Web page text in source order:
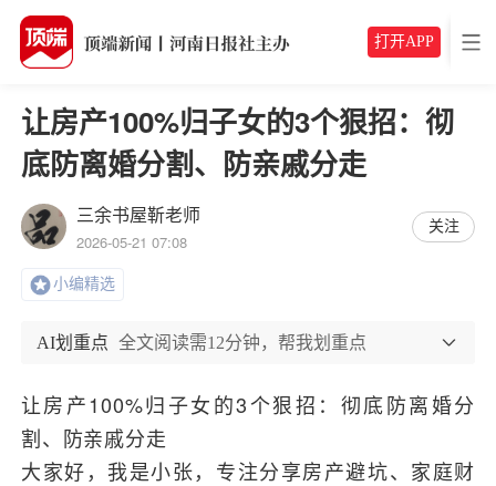
打开APP
让房产100%归子女的3个狠招：彻
底防离婚分割、防亲戚分走
三余书屋靳老师
2026-05-21 07:08
关注
小编精选
AI划重点 全文阅读需12分钟，帮我划重点
让房产100%归子女的3个狠招：彻底防离婚分
割、防亲戚分走
大家好，我是小张，专注分享房产避坑、家庭财